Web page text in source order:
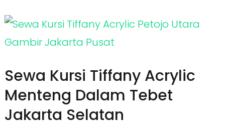
Sewa Kursi Tiffany Acrylic
Menteng Dalam Tebet
Jakarta Selatan